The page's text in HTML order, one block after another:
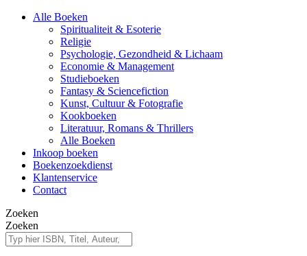
Alle Boeken
Spiritualiteit & Esoterie
Religie
Psychologie, Gezondheid & Lichaam
Economie & Management
Studieboeken
Fantasy & Sciencefiction
Kunst, Cultuur & Fotografie
Kookboeken
Literatuur, Romans & Thrillers
Alle Boeken
Inkoop boeken
Boekenzoekdienst
Klantenservice
Contact
Zoeken
Zoeken